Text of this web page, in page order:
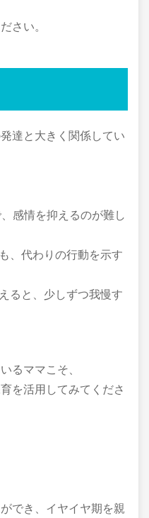
さい。
達と大きく関係してい
感情を抑えるのが難し
、代わりの行動を示す
ると、少しずつ我慢す
るママこそ、
を活用してみてくださ
でき、イヤイヤ期を親